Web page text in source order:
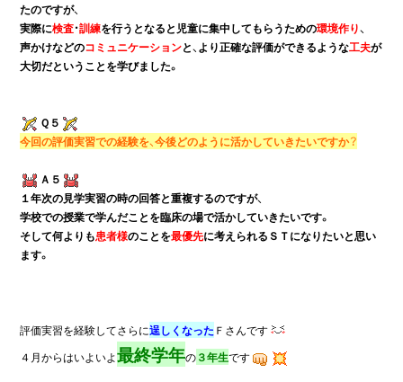
たのですが、
実際に検査・訓練を行うとなると児童に集中してもらうための環境作り、
声かけなどのコミュニケーションと、より正確な評価ができるような工夫が
大切だということを学びました。
Ｑ５
今回の評価実習での経験を、今後どのように活かしていきたいですか？
Ａ５
１年次の見学実習の時の回答と重複するのですが、
学校での授業で学んだことを臨床の場で活かしていきたいです。
そして何よりも患者様のことを最優先に考えられるＳＴになりたいと思い
ます。
評価実習を経験してさらに逞しくなった Ｆさんです
４ 月からはいよいよ最終学年の３年生です